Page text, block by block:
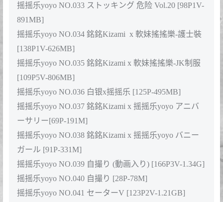
摇摇乐yoyo NO.033 ストッキング 危险 Vol.20 [98P1V-
891MB]
摇摇乐yoyo NO.034 銘銘Kizami x 軟妹搖搖樂-護士裝
[138P1V-626MB]
摇摇乐yoyo NO.035 銘銘Kizami x 軟妹搖搖樂-JK制服
[109P5V-806MB]
摇摇乐yoyo NO.036 白银x摇摇乐 [125P-495MB]
摇摇乐yoyo NO.037 銘銘Kizami x 摇摇乐yoyo アニバ
ーサリー[69P-191M]
摇摇乐yoyo NO.038 銘銘Kizami x 摇摇乐yoyo バニー
ガール [91P-331M]
摇摇乐yoyo NO.039 自撮り (動画入り) [166P3V-1.34G]
摇摇乐yoyo NO.040 自撮り [28P-78M]
摇摇乐yoyo NO.041 セーターV [123P2V-1.21GB]